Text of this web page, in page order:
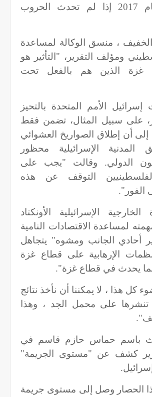
فقط في عام 2017 إذا لم تحدث الحروب
، منسق الوكالة لمساعدة
ومؤلف التقرير، "التأثير هو
غزة الذين هم بالفعل تحت
إسرائيل الأمم المتحدة بالتحيز
على سبيل المثال، تضمن فقط
أن إطلاق الصواريخ العشوائي
المدنية الإسرائيلية محظور
الدولي. وقالت "يجب على
التوقف عن هذه
الفور".
الإسرائيلية الأونكتاد
لمساعدة الاقتصادات النامية
أحادي الجانب ومشوه" يتجاهل
الإرهابية على قطاع غزة
يحدث في قطاع غزة".
كل هذا ، لا يمكننا أن نأخذ نتائج
تنشرها على محمل الجد ، وهذا
باسم حماس حازم قاسم في
كشف عن "مستوى الجريمة"
الحصار وصل إلى مستوى جريمة